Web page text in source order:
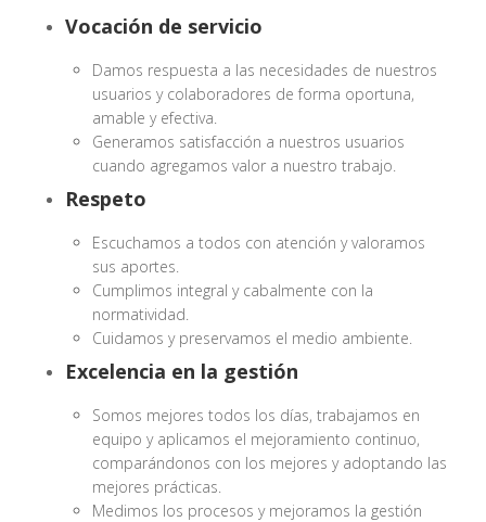
Vocación de servicio
Damos respuesta a las necesidades de nuestros
usuarios y colaboradores de forma oportuna,
amable y efectiva.
Generamos satisfacción a nuestros usuarios
cuando agregamos valor a nuestro trabajo.
Respeto
Escuchamos a todos con atención y valoramos
sus aportes.
Cumplimos integral y cabalmente con la
normatividad.
Cuidamos y preservamos el medio ambiente.
Excelencia en la gestión
Somos mejores todos los días, trabajamos en
equipo y aplicamos el mejoramiento continuo,
comparándonos con los mejores y adoptando las
mejores prácticas.
Medimos los procesos y mejoramos la gestión